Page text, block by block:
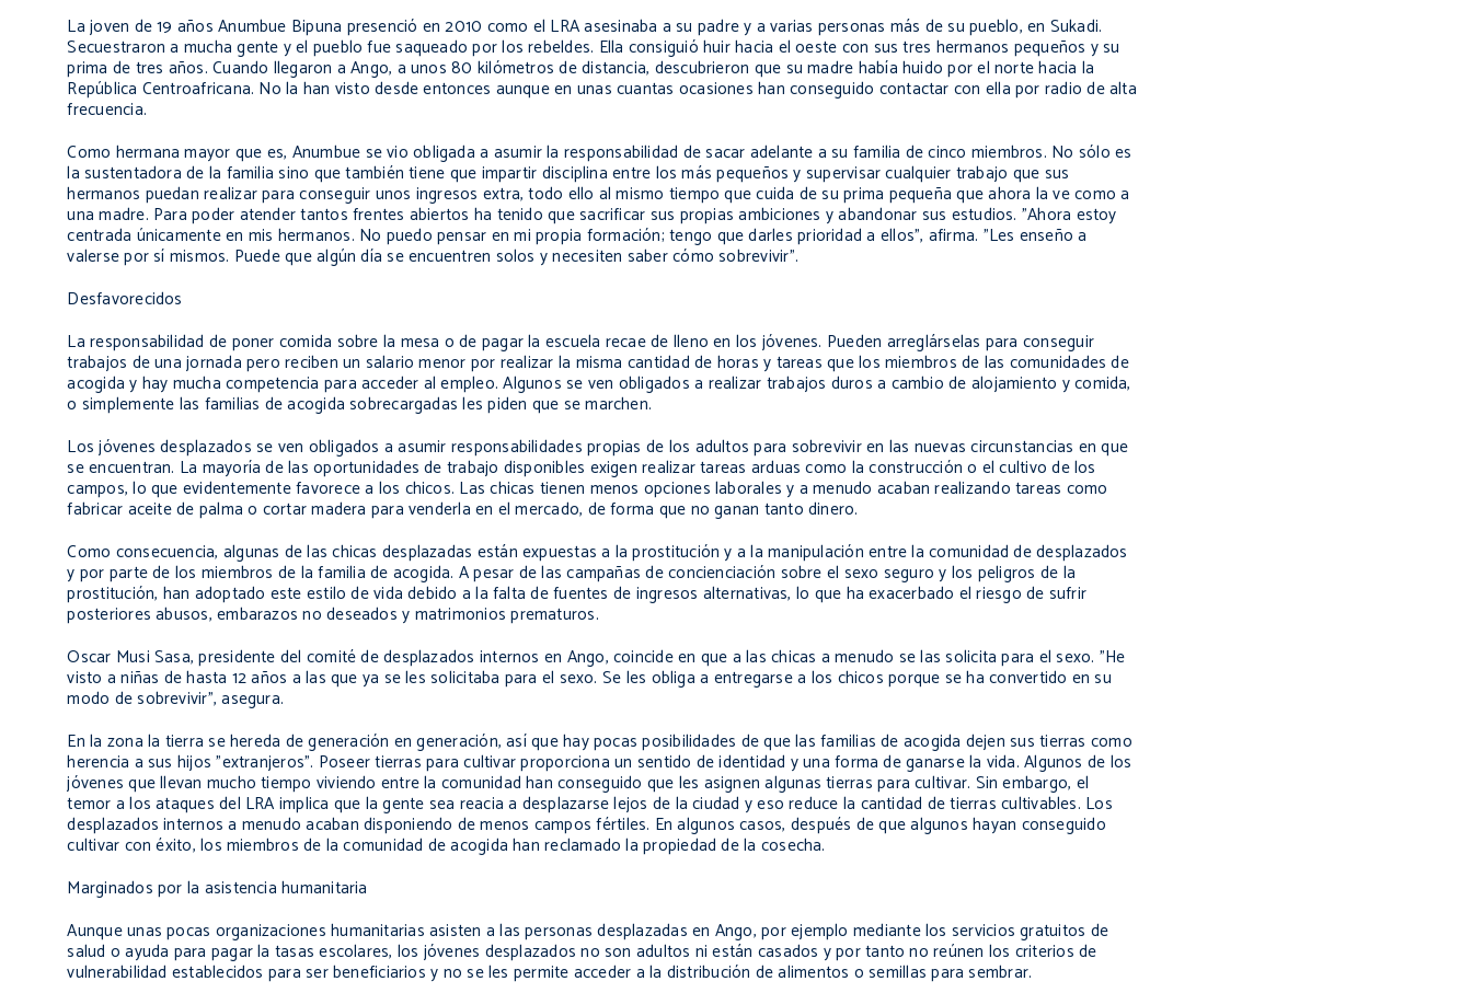
La joven de 19 años Anumbue Bipuna presenció en 2010 como el LRA asesinaba a su padre y a varias personas más de su pueblo, en Sukadi.
Secuestraron a mucha gente y el pueblo fue saqueado por los rebeldes. Ella consiguió huir hacia el oeste con sus tres hermanos pequeños y su
prima de tres años. Cuando llegaron a Ango, a unos 80 kilómetros de distancia, descubrieron que su madre había huido por el norte hacia la
República Centroafricana. No la han visto desde entonces aunque en unas cuantas ocasiones han conseguido contactar con ella por radio de alta
frecuencia.
Como hermana mayor que es, Anumbue se vio obligada a asumir la responsabilidad de sacar adelante a su familia de cinco miembros. No sólo es
la sustentadora de la familia sino que también tiene que impartir disciplina entre los más pequeños y supervisar cualquier trabajo que sus
hermanos puedan realizar para conseguir unos ingresos extra, todo ello al mismo tiempo que cuida de su prima pequeña que ahora la ve como a
una madre. Para poder atender tantos frentes abiertos ha tenido que sacrificar sus propias ambiciones y abandonar sus estudios. "Ahora estoy
centrada únicamente en mis hermanos. No puedo pensar en mi propia formación; tengo que darles prioridad a ellos", afirma. "Les enseño a
valerse por sí mismos. Puede que algún día se encuentren solos y necesiten saber cómo sobrevivir".
Desfavorecidos
La responsabilidad de poner comida sobre la mesa o de pagar la escuela recae de lleno en los jóvenes. Pueden arreglárselas para conseguir
trabajos de una jornada pero reciben un salario menor por realizar la misma cantidad de horas y tareas que los miembros de las comunidades de
acogida y hay mucha competencia para acceder al empleo. Algunos se ven obligados a realizar trabajos duros a cambio de alojamiento y comida,
o simplemente las familias de acogida sobrecargadas les piden que se marchen.
Los jóvenes desplazados se ven obligados a asumir responsabilidades propias de los adultos para sobrevivir en las nuevas circunstancias en que
se encuentran. La mayoría de las oportunidades de trabajo disponibles exigen realizar tareas arduas como la construcción o el cultivo de los
campos, lo que evidentemente favorece a los chicos. Las chicas tienen menos opciones laborales y a menudo acaban realizando tareas como
fabricar aceite de palma o cortar madera para venderla en el mercado, de forma que no ganan tanto dinero.
Como consecuencia, algunas de las chicas desplazadas están expuestas a la prostitución y a la manipulación entre la comunidad de desplazados
y por parte de los miembros de la familia de acogida. A pesar de las campañas de concienciación sobre el sexo seguro y los peligros de la
prostitución, han adoptado este estilo de vida debido a la falta de fuentes de ingresos alternativas, lo que ha exacerbado el riesgo de sufrir
posteriores abusos, embarazos no deseados y matrimonios prematuros.
Oscar Musi Sasa, presidente del comité de desplazados internos en Ango, coincide en que a las chicas a menudo se las solicita para el sexo. "He
visto a niñas de hasta 12 años a las que ya se les solicitaba para el sexo. Se les obliga a entregarse a los chicos porque se ha convertido en su
modo de sobrevivir", asegura.
En la zona la tierra se hereda de generación en generación, así que hay pocas posibilidades de que las familias de acogida dejen sus tierras como
herencia a sus hijos "extranjeros". Poseer tierras para cultivar proporciona un sentido de identidad y una forma de ganarse la vida. Algunos de los
jóvenes que llevan mucho tiempo viviendo entre la comunidad han conseguido que les asignen algunas tierras para cultivar. Sin embargo, el
temor a los ataques del LRA implica que la gente sea reacia a desplazarse lejos de la ciudad y eso reduce la cantidad de tierras cultivables. Los
desplazados internos a menudo acaban disponiendo de menos campos fértiles. En algunos casos, después de que algunos hayan conseguido
cultivar con éxito, los miembros de la comunidad de acogida han reclamado la propiedad de la cosecha.
Marginados por la asistencia humanitaria
Aunque unas pocas organizaciones humanitarias asisten a las personas desplazadas en Ango, por ejemplo mediante los servicios gratuitos de
salud o ayuda para pagar la tasas escolares, los jóvenes desplazados no son adultos ni están casados y por tanto no reúnen los criterios de
vulnerabilidad establecidos para ser beneficiarios y no se les permite acceder a la distribución de alimentos o semillas para sembrar.